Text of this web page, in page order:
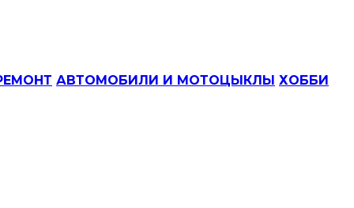
АВТОМОБИЛИ И МОТОЦЫКЛЫ ХОББИ